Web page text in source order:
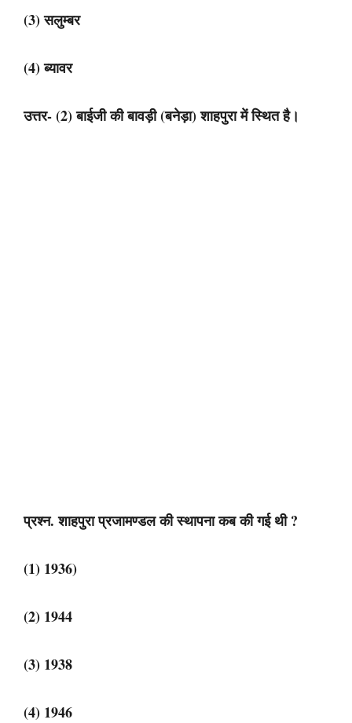
(3) सलुम्बर
(4) ब्यावर
उत्तर- (2) बाईजी की बावड़ी (बनेड़ा) शाहपुरा में स्थित है।
प्रश्न. शाहपुरा प्रजामण्डल की स्थापना कब की गई थी ?
(1) 1936)
(2) 1944
(3) 1938
(4) 1946